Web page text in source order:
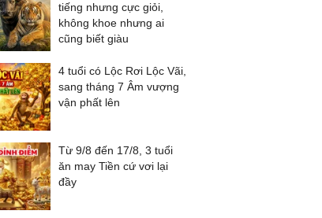
tiếng nhưng cực giỏi,
không khoe nhưng ai
cũng biết giàu
4 tuổi có Lộc Rơi Lộc Vãi,
sang tháng 7 Âm vượng
vận phất lên
Từ 9/8 đến 17/8, 3 tuổi
ăn may Tiền cứ vơi lại
đầy